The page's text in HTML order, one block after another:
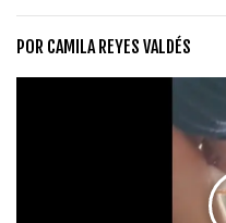
POR CAMILA REYES VALDÉS